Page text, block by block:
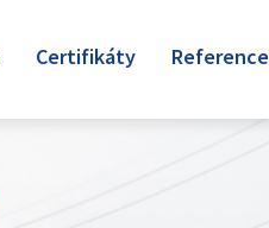
Certifikáty Reference